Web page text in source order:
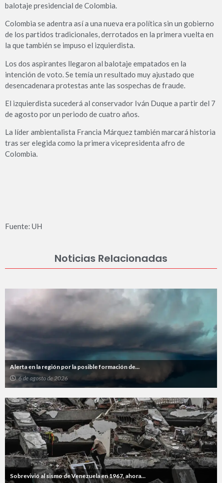
balotaje presidencial de Colombia.
Colombia se adentra así a una nueva era política sin un gobierno
de los partidos tradicionales, derrotados en la primera vuelta en
la que también se impuso el izquierdista.
Los dos aspirantes llegaron al balotaje empatados en la
intención de voto. Se temía un resultado muy ajustado que
desencadenara protestas ante las sospechas de fraude.
El izquierdista sucederá al conservador Iván Duque a partir del 7
de agosto por un periodo de cuatro años.
La líder ambientalista Francia Márquez también marcará historia
tras ser elegida como la primera vicepresidenta afro de
Colombia.
Fuente: UH
Noticias Relacionadas
Alerta en la región por la posible formación de...
6 de agosto de 2026
Sobrevivió al sismo de Venezuela en 1967, ahora...